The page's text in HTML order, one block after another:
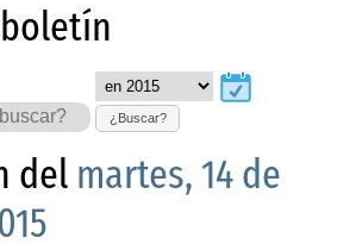
boletín
¿Buscar?
del martes, 14 de